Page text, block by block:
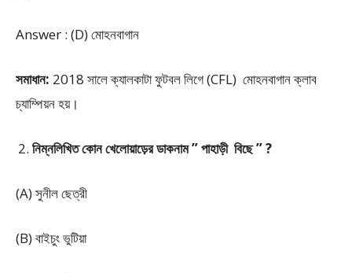
Answer : (D) মোহনবাগান
সমাধান: 2018 সালে ক্যালকাটা ফুটবল লিগে (CFL) মোহনবাগান ক্লাব
চ্যাম্পিয়ন হয়।
নিম্নলিখিত কোন খেলোয়াড়ের ডাকনাম ” পাহাড়ী বিছে ” ?
(A) সুনীল ছেত্রী
(B) বাইচুং ভুটিয়া